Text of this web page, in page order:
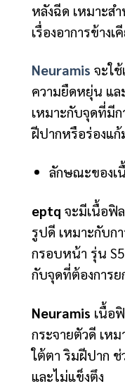
หลังฉีด เหมาะส
เรื่องอาการข้างเ
Neuramis จะใ
ความยืดหยุ่น แล
เหมาะกับจุดที่มีก
ฝีปากหรือร่องแก้
ลักษณะของเ
eptq จะมีเนื้อฟิ
รูปดี เหมาะกับก
กรอบหน้า รุ่น
กับจุดที่ต้องการ
Neuramis เนื้อ
กระจายตัวดี เห
ใต้ตา ริมฝีปาก
และไม่แข็งตึง